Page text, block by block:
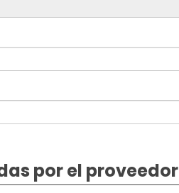
por el proveedor